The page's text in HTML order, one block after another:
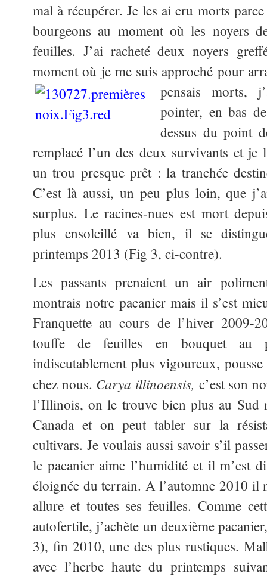
mal à récupérer. Je les ai cru morts
bourgeons au moment où les noyers
feuilles. J’ai racheté deux noyers
moment où je me suis approché pour
pensais morts,
pointer, en bas
dessus du point
remplacé l’un des deux survivants et je
un trou presque prêt : la tranchée
C’est là aussi, un peu plus loin, que
surplus. Le racines-nues est mort
plus ensoleillé va bien, il se
printemps 2013 (Fig 3, ci-contre).
Les passants prenaient un air
montrais notre pacanier mais il s’est
Franquette au cours de l’hiver 2009-
touffe de feuilles en bouquet au
indiscutablement plus vigoureux,
chez nous. Carya illinoensis, c’est son
l’Illinois, on le trouve bien plus au Sud
Canada et on peut tabler sur la
cultivars. Je voulais aussi savoir s’il
le pacanier aime l’humidité et il m’est
éloignée du terrain. A l’automne 2010 il
allure et toutes ses feuilles. Comme
autofertile, j’achète un deuxième
3), fin 2010, une des plus rustiques.
avec l’herbe haute du printemps